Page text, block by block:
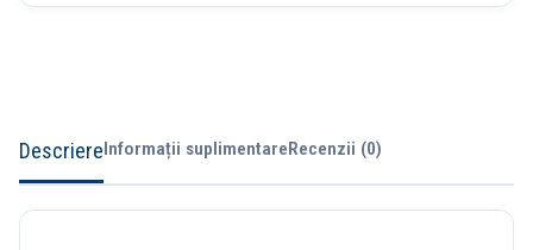
DescriereInformații suplimentareRecenzii (0)